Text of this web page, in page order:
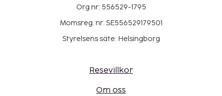
Org nr: 556529-1795
Momsreg. nr: SE556529179501
Styrelsens säte: Helsingborg
Resevillkor
Om oss